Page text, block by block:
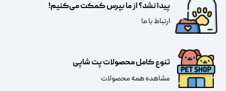
تنوع کامل محصولات پت شاپی
مشاهده همه محصولات
پیدا نشد؟ از ما بپرس کمکت می‌کنیم!
​​​ارتباط با ما